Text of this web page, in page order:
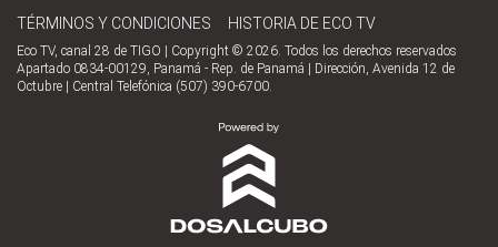
TÉRMINOS Y CONDICIONES HISTORIA DE ECO TV
Eco TV, canal 28 de TIGO | Copyright © 2026. Todos los derechos reservados
Apartado 0834-00129, Panamá - Rep. de Panamá | Dirección, Avenida 12 de
Octubre | Central Telefónica (507) 390-6700.